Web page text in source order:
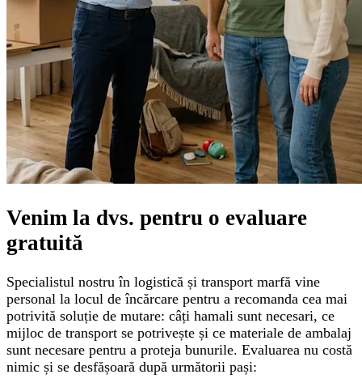
Venim la dvs. pentru o evaluare
gratuită
Specialistul nostru în logistică și transport marfă vine
personal la locul de încărcare pentru a recomanda cea mai
potrivită soluție de mutare: câți hamali sunt necesari, ce
mijloc de transport se potrivește și ce materiale de ambalaj
sunt necesare pentru a proteja bunurile. Evaluarea nu costă
nimic și se desfășoară după următorii pași: